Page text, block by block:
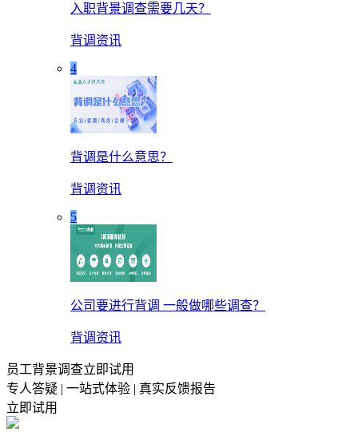
入职背景调查需要几天？
背调资讯
4
背调是什么意思？
背调资讯
5
公司要进行背调 一般做哪些调查？
背调资讯
员工背景调查立即试用
专人答疑 | 一站式体验 | 真实反馈报告
立即试用